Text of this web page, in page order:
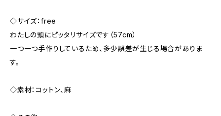
◇サイズ：free
わたしの頭にピッタリサイズです（57cm）
一つ一つ手作りしているため、多少誤差が生じる場合がありま
す。
◇素材：コットン、麻